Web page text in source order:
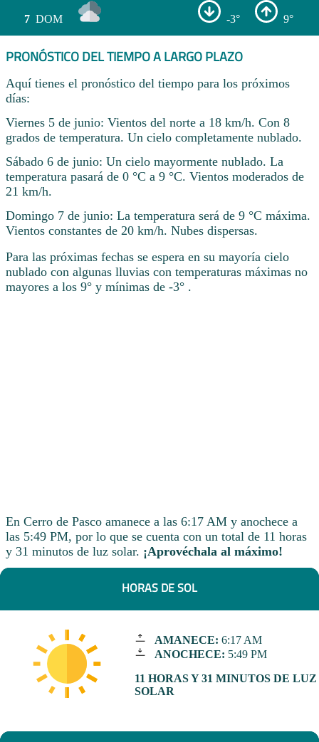
7 DOM -3° 9°
PRONÓSTICO DEL TIEMPO A LARGO PLAZO
Aquí tienes el pronóstico del tiempo para los próximos
días:
Viernes 5 de junio: Vientos del norte a 18 km/h. Con 8
grados de temperatura. Un cielo completamente nublado.
Sábado 6 de junio: Un cielo mayormente nublado. La
temperatura pasará de 0 °C a 9 °C. Vientos moderados de
21 km/h.
Domingo 7 de junio: La temperatura será de 9 °C máxima.
Vientos constantes de 20 km/h. Nubes dispersas.
Para las próximas fechas se espera en su mayoría cielo
nublado con algunas lluvias con temperaturas máximas no
mayores a los 9° y mínimas de -3° .
En Cerro de Pasco amanece a las 6:17 AM y anochece a
las 5:49 PM, por lo que se cuenta con un total de 11 horas
y 31 minutos de luz solar. ¡Aprovéchala al máximo!
HORAS DE SOL
AMANECE: 6:17 AM
ANOCHECE: 5:49 PM
11 HORAS Y 31 MINUTOS DE LUZ
SOLAR